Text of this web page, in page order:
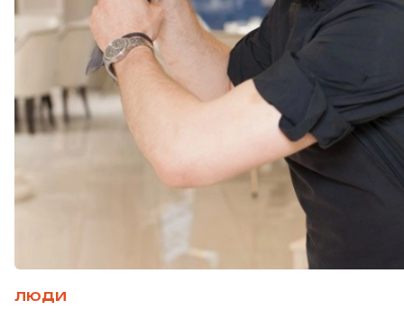
ЛЮДИ